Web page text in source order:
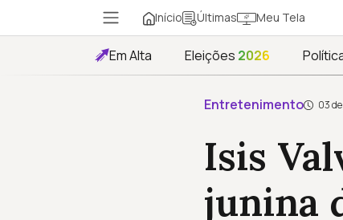
Início Últimas Meu Tela
Em Alta Eleições 2026
Entretenimento 03
Isis
junina